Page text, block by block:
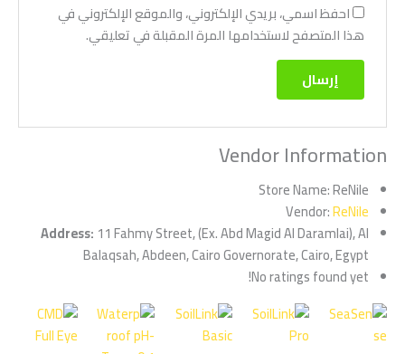
احفظ اسمي، بريدي الإلكتروني، والموقع الإلكتروني في
هذا المتصفح لاستخدامها المرة المقبلة في تعليقي.
Vendor Information
Store Name:ReNile
Vendor:ReNile
Address: 11 Fahmy Street, (Ex. Abd Magid Al Daramlai), Al
Balaqsah, Abdeen, Cairo Governorate, Cairo, Egypt
No ratings found yet!